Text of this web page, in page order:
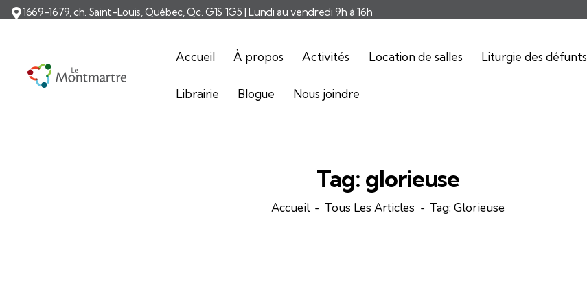
1669-1679, ch. Saint-Louis, Québec, Qc. G1S 1G5 | Lundi au vendredi 9h à 16h
Accueil À propos Activités Location de salles Liturgie des défunts
Librairie Blogue Nous joindre
Tag: glorieuse
Accueil Tous Les Articles Tag: Glorieuse